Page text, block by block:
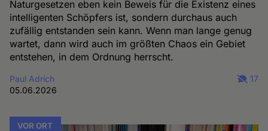
Naturgesetzen eben kein Beweis für die Existenz eines
intelligenten Schöpfers ist, sondern durchaus auch
zufällig entstanden sein kann. Wenn man lange genug
wartet, dann wird auch im größten Chaos ein Gebiet
entstehen, in dem Ordnung herrscht.
Paul Adrich
05.06.2026
17
VOR ORT